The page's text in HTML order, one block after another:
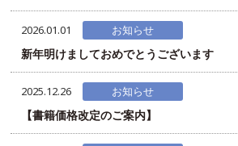
2026.01.01 お知らせ
新年明けましておめでとうございます
2025.12.26 お知らせ
【書籍価格改定のご案内】